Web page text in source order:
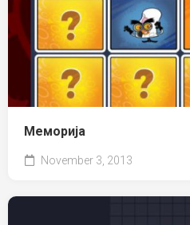
Меморија
November 3, 2013